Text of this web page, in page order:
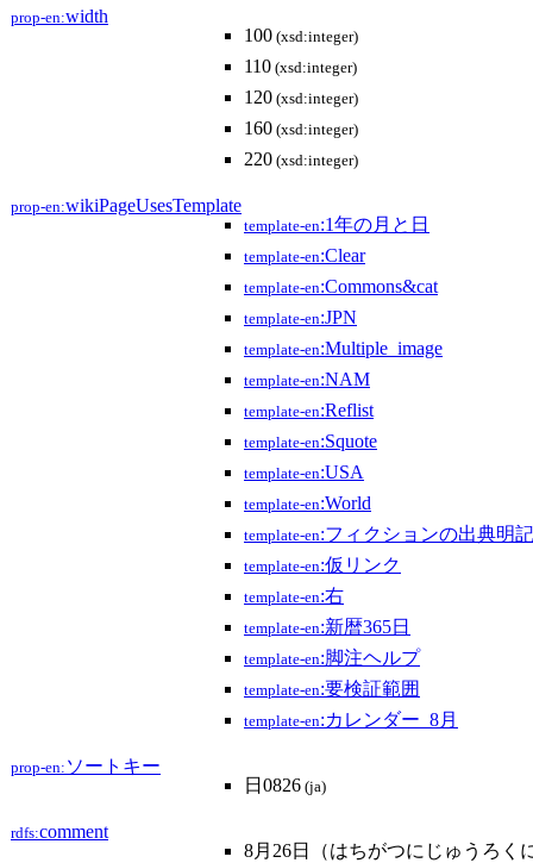
prop-en:width
100 (xsd:integer)
110 (xsd:integer)
120 (xsd:integer)
160 (xsd:integer)
220 (xsd:integer)
prop-en:wikiPageUsesTemplate
template-en:1年の月と日
template-en:Clear
template-en:Commons&cat
template-en:JPN
template-en:Multiple_image
template-en:NAM
template-en:Reflist
template-en:Squote
template-en:USA
template-en:World
template-en:フィクションの出典明記
template-en:仮リンク
template-en:右
template-en:新暦365日
template-en:脚注ヘルプ
template-en:要検証範囲
template-en:カレンダー_8月
prop-en: ソートキー
日0826 (ja)
rdfs:comment
8月26日（はちがつにじゅうろく